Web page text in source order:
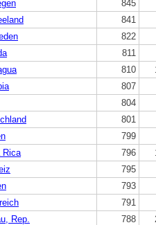
845
841
822
811
810
807
804
801
799
Rica
796
795
793
791
Rep.
788